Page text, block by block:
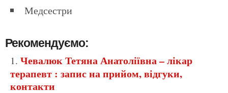
Медсестри
Рекомендуємо:
Чевалюк Тетяна Анатоліївна – лікар
терапевт : запис на прийом, відгуки,
контакти